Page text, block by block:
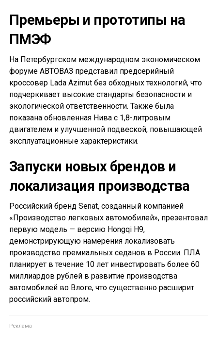
Премьеры и прототипы на
ПМЭФ
На Петербургском международном экономическом
форуме АВТОВАЗ представил предсерийный
кроссовер Lada Azimut без обходных технологий, что
подчеркивает высокие стандарты безопасности и
экологической ответственности. Также была
показана обновленная Нива с 1,8-литровым
двигателем и улучшенной подвеской, повышающей
эксплуатационные характеристики.
Запуски новых брендов и
локализация производства
Российский бренд Senat, созданный компанией
«Производство легковых автомобилей», презентовал
первую модель — версию Hongqi H9,
демонстрирующую намерения локализовать
производство премиальных седанов в России. ПЛА
планирует в течение 10 лет инвестировать более 60
миллиардов рублей в развитие производства
автомобилей во Влоге, что существенно расширит
российский автопром.